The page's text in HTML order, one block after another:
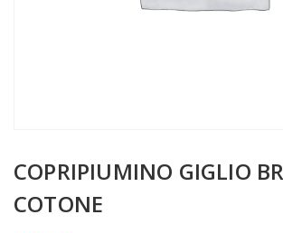
COPRIPIUMINO GIGLIO
COTONE